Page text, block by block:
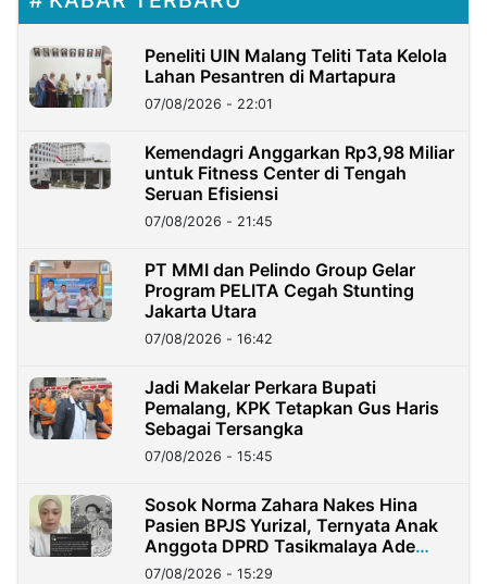
Peneliti UIN Malang Teliti Tata Kelola
Lahan Pesantren di Martapura
07/08/2026 - 22:01
Kemendagri Anggarkan Rp3,98 Miliar
untuk Fitness Center di Tengah
Seruan Efisiensi
07/08/2026 - 21:45
PT MMI dan Pelindo Group Gelar
Program PELITA Cegah Stunting
Jakarta Utara
07/08/2026 - 16:42
Jadi Makelar Perkara Bupati
Pemalang, KPK Tetapkan Gus Haris
Sebagai Tersangka
07/08/2026 - 15:45
Sosok Norma Zahara Nakes Hina
Pasien BPJS Yurizal, Ternyata Anak
Anggota DPRD Tasikmalaya Ade
Lukman
07/08/2026 - 15:29